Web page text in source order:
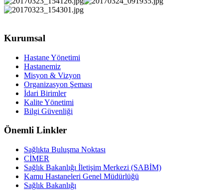
Kurumsal
Hastane Yönetimi
Hastanemiz
Misyon & Vizyon
Organizasyon Şeması
İdari Birimler
Kalite Yönetimi
Bilgi Güvenliği
Önemli Linkler
Sağlıkta Buluşma Noktası
CİMER
Sağlık Bakanlığı İletişim Merkezi (SABİM)
Kamu Hastaneleri Genel Müdürlüğü
Sağlık Bakanlığı